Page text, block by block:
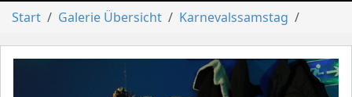
Start Galerie Übersicht Karnevalssamstag